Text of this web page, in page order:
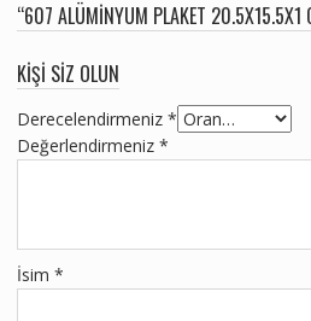
“607 ALÜMINYUM PLAKET 20.5X15.5X1
KIŞI SIZ OLUN
Derecelendirmeniz *
Değerlendirmeniz *
İsim *